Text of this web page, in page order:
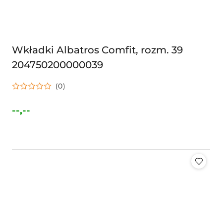
Wkładki Albatros Comfit, rozm. 39
204750200000039
(0)
Cena:
--,--